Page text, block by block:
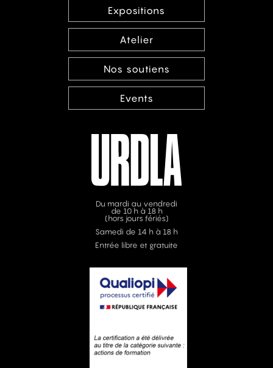
Expositions
Atelier
Nos soutiens
Events
Du mardi au vendredi
de 10 h à 18 h
(hors jours fériés)
Samedi de 14 h à 18 h
Entrée libre et gratuite